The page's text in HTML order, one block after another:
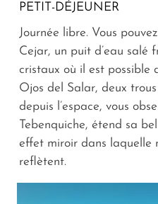
PETIT-DÉJEUNER
Journée libre. Vous
Cejar, un puit d’eau salé
cristaux où il est possible
Ojos del Salar, deux
depuis l’espace, vous
Tebenquiche, étend sa
effet miroir dans laquelle
reflètent.